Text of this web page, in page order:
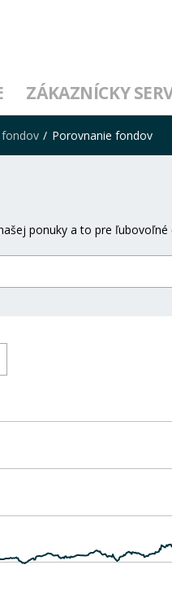
ZÁKAZNÍCKY
Porovnanie fondov
ponuky a to pre